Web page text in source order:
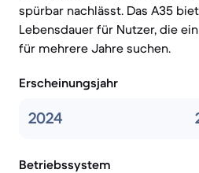
spürbar nachlässt. Das A35
Lebensdauer für Nutzer, die
für mehrere Jahre suchen.
Erscheinungsjahr
2024
Betriebssystem